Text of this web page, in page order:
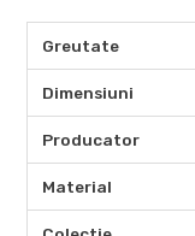
Greutate
Dimensiuni
Producator
Material